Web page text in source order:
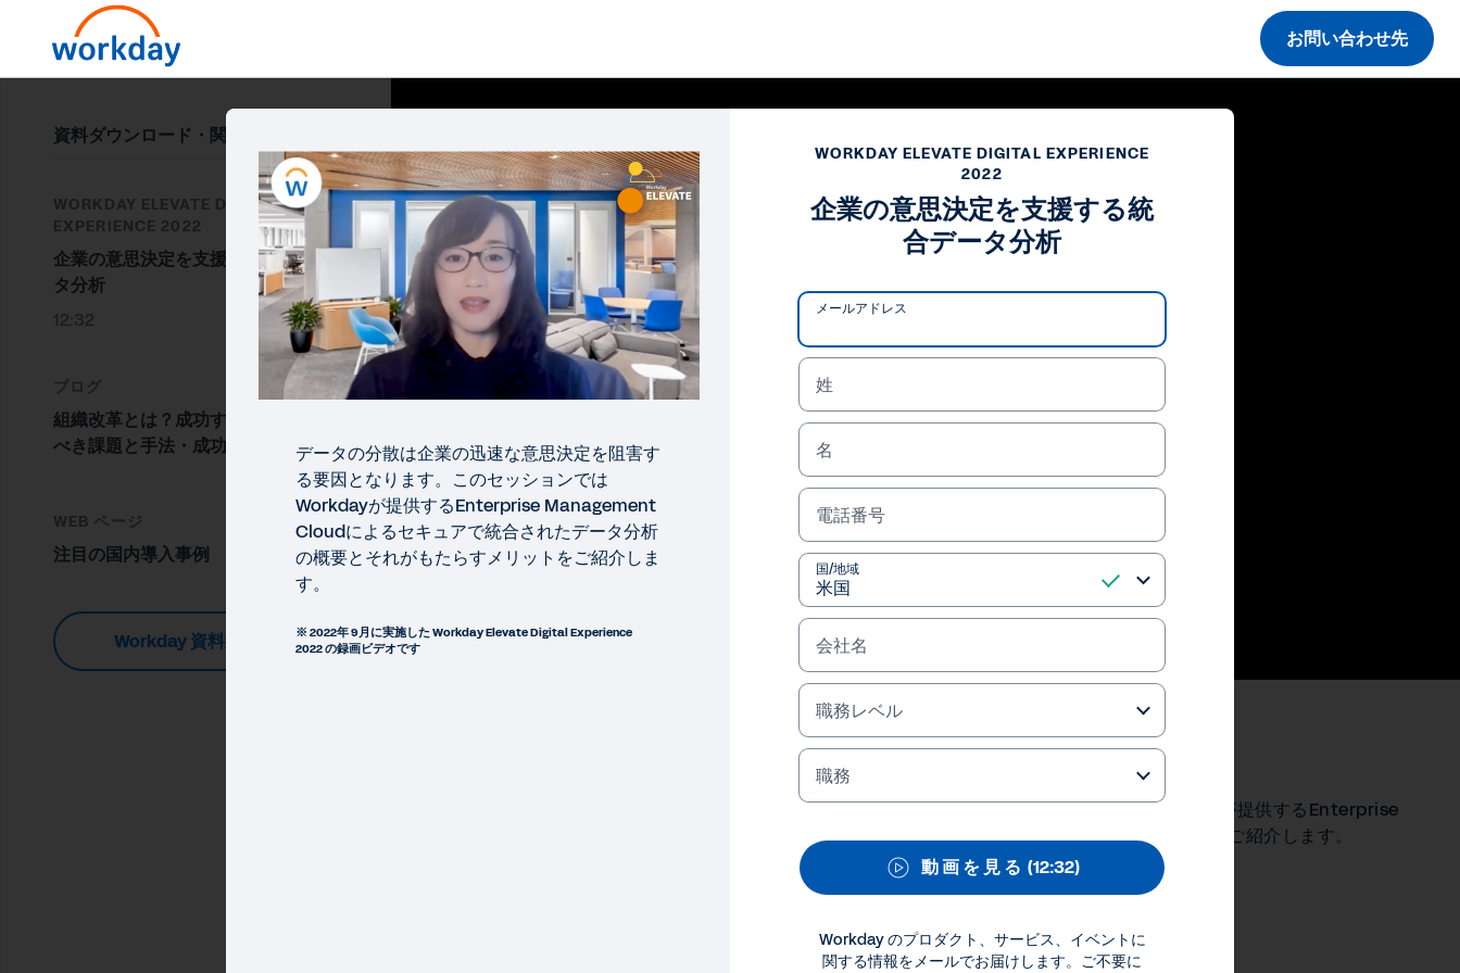
お問い合わせ先
Play
WORKDAY ELEVATE DIGITAL EXPERIENCE 2022
企業の意思決定を支援する統合データ分析
データの分散は企業の迅速な意思決定を阻害する要因となります。このセッションではWorkdayが提供するEnterprise
Management Cloudによるセキュアで統合されたデータ分析の概要とそれがもたらすメリットをご紹介します。
法律に関する情報 Cookie Preferences
資料ダウンロード・関連情報
WORKDAY ELEVATE DIGITAL
EXPERIENCE 2022
企業の意思決定を支援する統合デー
タ分析
12:32
ブログ
組織改革とは？成功するために知る
べき課題と手法・成功事例を解説
WEB ページ
注目の国内導入事例
Workday 資料集
WORKDAY ELEVATE DIGITAL EXPERIENCE
2022
企業の意思決定を支援する統
合データ分析
メールアドレス
姓
名
電話番号
国/地域
会社名
職務レベル
職務
動 画 を 見 る (12:32)
Workday のプロダクト、サービス、イベントに
関する情報をメールでお届けします。ご不要に
データの分散は企業の迅速な意思決定を阻害す
る要因となります。このセッションでは
Workdayが提供するEnterprise Management
Cloudによるセキュアで統合されたデータ分析
の概要とそれがもたらすメリットをご紹介しま
す。
※ 2022年 9月に実施した Workday Elevate Digital Experience
2022 の録画ビデオです